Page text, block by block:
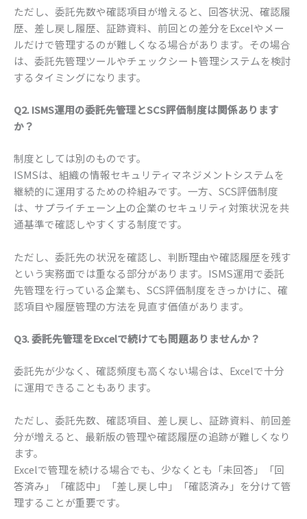
ただし、委託先数や確認項目が増えると、回答状況、確認履
歴、差し戻し履歴、証跡資料、前回との差分をExcelやメー
ルだけで管理するのが難しくなる場合があります。その場合
は、委託先管理ツールやチェックシート管理システムを検討
するタイミングになります。
Q2. ISMS運用の委託先管理とSCS評価制度は関係あります
か？
制度としては別のものです。
ISMSは、組織の情報セキュリティマネジメントシステムを
継続的に運用するための枠組みです。一方、SCS評価制度
は、サプライチェーン上の企業のセキュリティ対策状況を共
通基準で確認しやすくする制度です。
ただし、委託先の状況を確認し、判断理由や確認履歴を残す
という実務面では重なる部分があります。ISMS運用で委託
先管理を行っている企業も、SCS評価制度をきっかけに、確
認項目や履歴管理の方法を見直す価値があります。
Q3. 委託先管理をExcelで続けても問題ありませんか？
委託先が少なく、確認頻度も高くない場合は、Excelで十分
に運用できることもあります。
ただし、委託先数、確認項目、差し戻し、証跡資料、前回差
分が増えると、最新版の管理や確認履歴の追跡が難しくなり
ます。
Excelで管理を続ける場合でも、少なくとも「未回答」「回
答済み」「確認中」「差し戻し中」「確認済み」を分けて管
理することが重要です。